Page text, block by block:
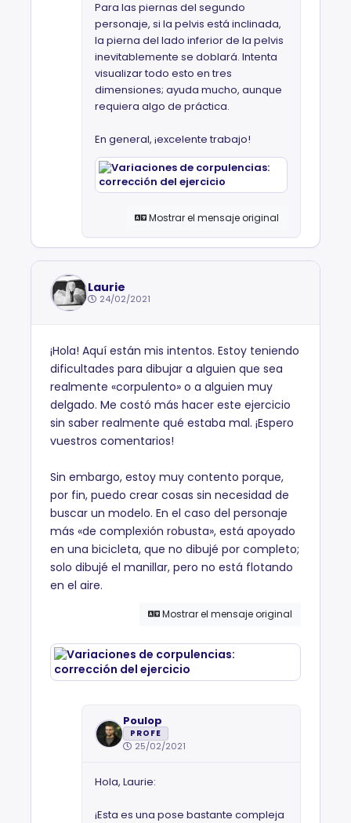
Para las piernas del segundo
personaje, si la pelvis está inclinada,
la pierna del lado inferior de la pelvis
inevitablemente se doblará. Intenta
visualizar todo esto en tres
dimensiones; ayuda mucho, aunque
requiera algo de práctica.
En general, ¡excelente trabajo!
Mostrar el mensaje original
Laurie
24/02/2021
¡Hola! Aquí están mis intentos. Estoy teniendo
dificultades para dibujar a alguien que sea
realmente «corpulento» o a alguien muy
delgado. Me costó más hacer este ejercicio
sin saber realmente qué estaba mal. ¡Espero
vuestros comentarios!
Sin embargo, estoy muy contento porque,
por fin, puedo crear cosas sin necesidad de
buscar un modelo. En el caso del personaje
más «de complexión robusta», está apoyado
en una bicicleta, que no dibujé por completo;
solo dibujé el manillar, pero no está flotando
en el aire.
Mostrar el mensaje original
Poulop
PROFE
25/02/2021
Hola, Laurie:
¡Esta es una pose bastante compleja